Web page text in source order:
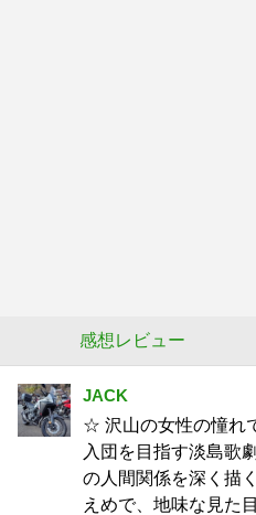
感想レビュー
JACK
☆ 沢山の女性の憧れ
入団を目指す淡島歌
の人間関係を深く描
えめで、地味な見た